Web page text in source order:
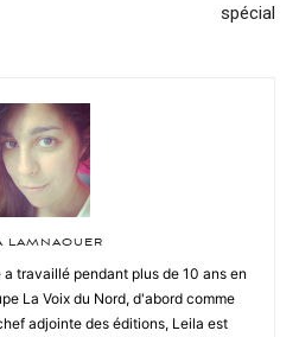
spécial
LAMNAOUER
travaillé pendant plus de 10 ans en
La Voix du Nord, d'abord comme
adjointe des éditions, Leila est